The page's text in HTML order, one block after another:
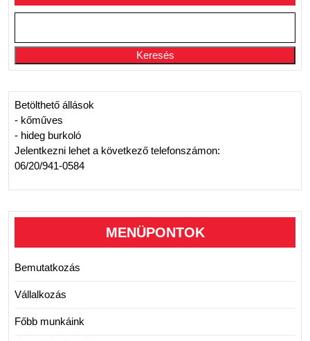
Keresés
Betölthető állások
- kőműves
- hideg burkoló
Jelentkezni lehet a következő telefonszámon:
06/20/941-0584
MENÜPONTOK
Bemutatkozás
Vállalkozás
Főbb munkáink